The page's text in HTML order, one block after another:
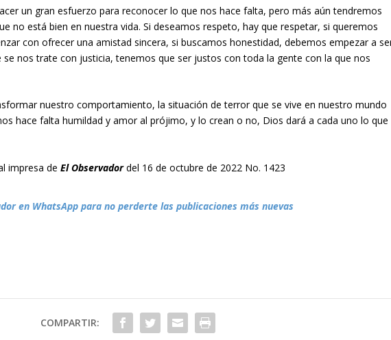
un gran esfuerzo para reconocer lo que nos hace falta, pero más aún tendremos
no está bien en nuestra vida. Si deseamos respeto, hay que respetar, si queremos
con ofrecer una amistad sincera, si buscamos honestidad, debemos empezar a
nos trate con justicia, tenemos que ser justos con toda la gente con la que nos
nuestro comportamiento, la situación de terror que se vive en nuestro mundo
hace falta humildad y amor al prójimo, y lo crean o no, Dios dará a cada uno lo que
impresa deEl Observadordel 16 de octubre de 2022 No. 1423
en WhatsApp para no perderte las publicaciones más nuevas
COMPARTIR: